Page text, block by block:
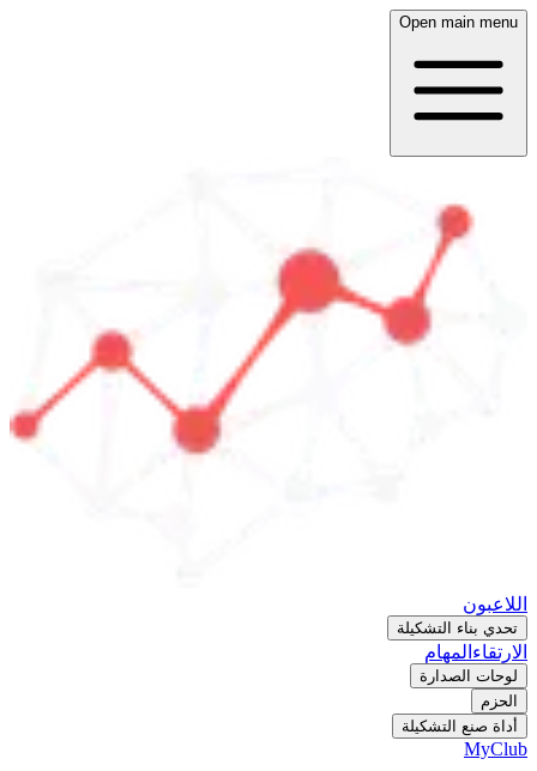
Open main menu
اللاعبون
تحدي بناء التشكيلة
الارتقاء المهام
لوحات الصدارة
الحزم
أداة صنع التشكيلة
MyClub